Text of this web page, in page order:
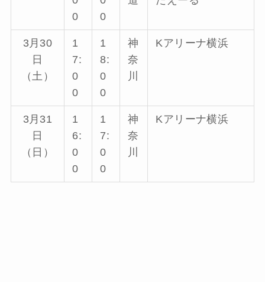
0
0
3月30
日
（土）
1
7:
0
0
1
8:
0
0
神
奈
川
Kアリーナ横浜
3月31
日
（日）
1
6:
0
0
1
7:
0
0
神
奈
川
Kアリーナ横浜